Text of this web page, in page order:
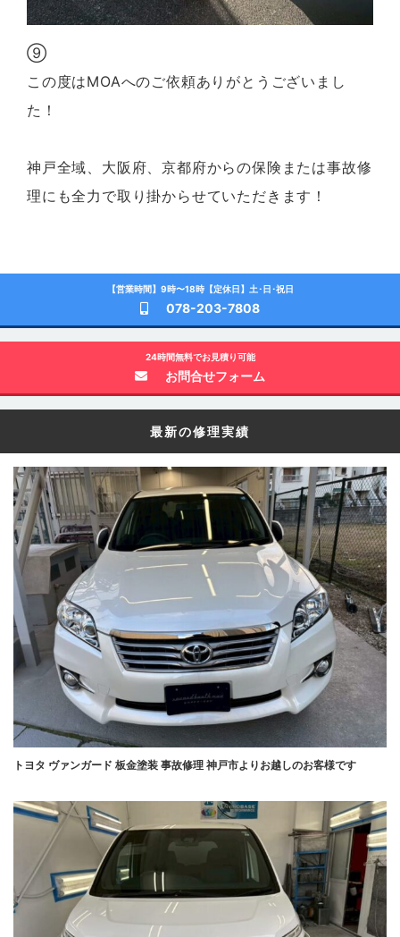
⑨
この度はMOAへのご依頼ありがとうございまし
た！
神戸全域、大阪府、京都府からの保険または事故修
理にも全力で取り掛からせていただきます！
【営業時間】9時〜18時【定休日】土･日･祝日
078-203-7808
24時間無料でお見積り可能
お問合せフォーム
最新の修理実績
トヨタ ヴァンガード 板金塗装 事故修理 神戸市よりお越しのお客様です